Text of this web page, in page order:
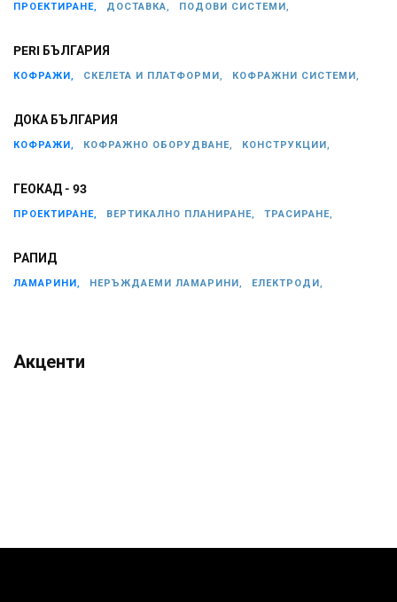
ПРОЕКТИРАНЕ, ДОСТАВКА, ПОДОВИ СИСТЕМИ,
PERI БЪЛГАРИЯ
КОФРАЖИ, СКЕЛЕТА И ПЛАТФОРМИ, КОФРАЖНИ СИСТЕМИ,
ДОКА БЪЛГАРИЯ
КОФРАЖИ, КОФРАЖНО ОБОРУДВАНЕ, КОНСТРУКЦИИ,
ГЕОКАД - 93
ПРОЕКТИРАНЕ, ВЕРТИКАЛНО ПЛАНИРАНЕ, ТРАСИРАНЕ,
РАПИД
ЛАМАРИНИ, НЕРЪЖДАЕМИ ЛАМАРИНИ, ЕЛЕКТРОДИ,
Акценти